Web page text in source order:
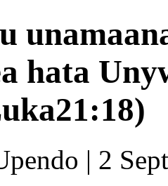
hata
| 2